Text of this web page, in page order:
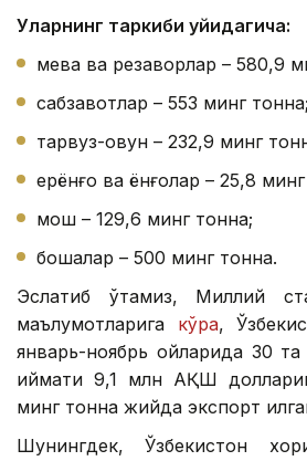
Уларнинг таркиби қуйидагича:
мева ва резаворлар – 580,9
сабзавотлар – 553 минг тонна;
тарвуз-қовун – 232,9 минг
ерёнғоқ ва ёнғоқлар – 25,8
мош – 129,6 минг тонна;
бошқалар – 500 минг тонна.
Эслатиб ўтамиз, Миллий
маълумотларига кўра,
январь-ноябрь ойларида 30
қиймати 9,1 млн АҚШ
минг тонна жийда экспорт
Шунингдек, Ўзбекистон